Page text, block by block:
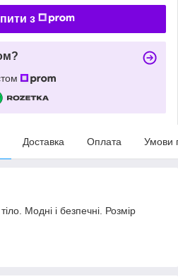
з
Доставка Оплата Умови
Модні і безпечні. Розмір